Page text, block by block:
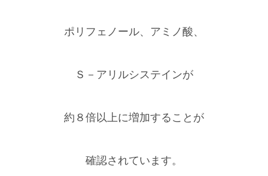
ポリフェノール、アミノ酸、
Ｓ－アリルシステインが
約８倍以上に増加することが
確認されています。